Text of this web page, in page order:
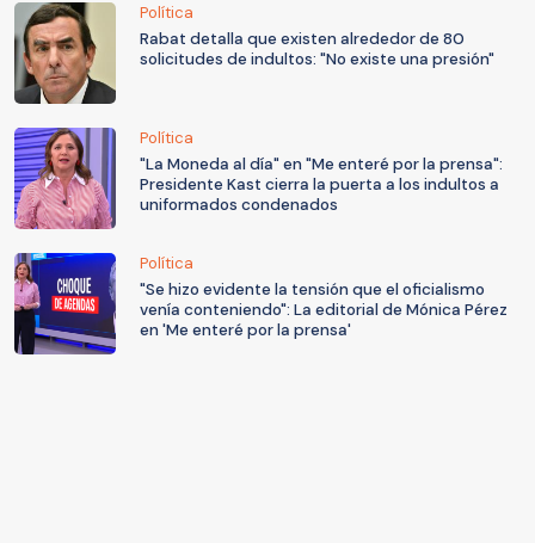
Política
Rabat detalla que existen alrededor de 80
solicitudes de indultos: "No existe una presión"
Política
"La Moneda al día" en "Me enteré por la prensa":
Presidente Kast cierra la puerta a los indultos a
uniformados condenados
Política
"Se hizo evidente la tensión que el oficialismo
venía conteniendo": La editorial de Mónica Pérez
en 'Me enteré por la prensa'